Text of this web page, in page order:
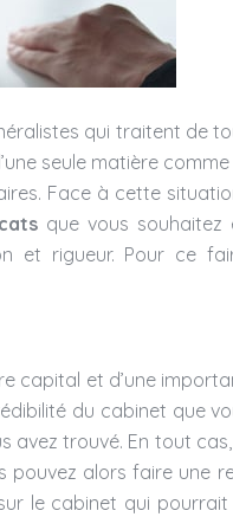
qui traitent de
seule matière comme
Face à cette
que vous souhaitez
et rigueur. Pour ce
capital et d’une
du cabinet que
avez trouvé. En tout
alors faire une
le cabinet qui